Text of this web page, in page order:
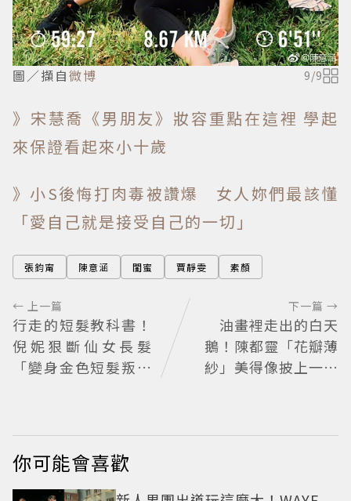
圖／擷自微博 9/9
》宋慧喬《男朋友》妝容重點在這裡 學起
來保證看起來小十歲
》小S後悔打肉毒被讚爆 女人妳們最該懂
「愛自己就是接受自己的一切」
張鈞甯 陳意涵 閨蜜 賈靜雯 素顏
← 上一篇
行走的短髮教科書！
倪妮狠斷仙女長髮
「變身金色短髮叛逆
下一篇 →
油畫裡走出的白天
鵝！陳都靈「花瓣薄
紗」美得像披上一層
仙
你可能會喜歡